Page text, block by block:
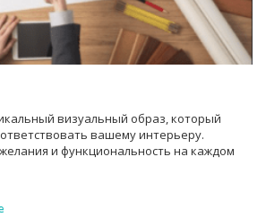
визуальный образ, который
вашему интерьеру.
и функциональность на каждом